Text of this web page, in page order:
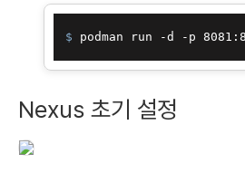
$ podman run -d -p
Nexus 초기 설정